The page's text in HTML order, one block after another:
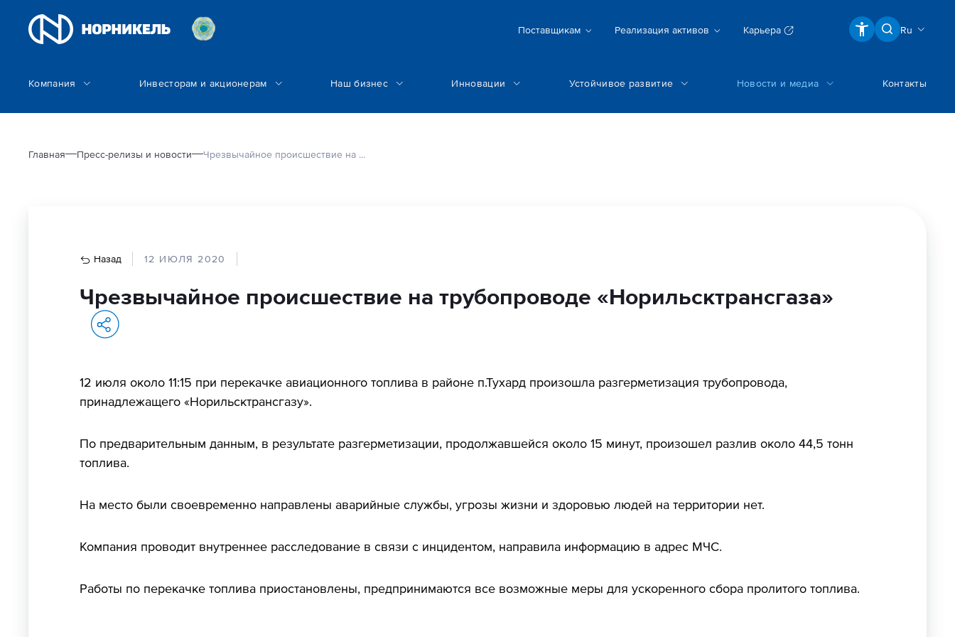
Поставщикам Реализация активов Карьера Ru
Компания Инвесторам и акционерам Наш бизнес Инновации Устойчивое развитие Новости и медиа Контакты
Главная Пресс-релизы и новости Чрезвычайное происшествие на ...
Назад 12 ИЮЛЯ 2020
Чрезвычайное происшествие на трубопроводе «Норильсктрансгаза»
12 июля около 11:15 при перекачке авиационного топлива в районе п.Тухард произошла разгерметизация трубопровода,
принадлежащего «Норильсктрансгазу».
По предварительным данным, в результате разгерметизации, продолжавшейся около 15 минут, произошел разлив около 44,5 тонн
топлива.
На место были своевременно направлены аварийные службы, угрозы жизни и здоровью людей на территории нет.
Компания проводит внутреннее расследование в связи с инцидентом, направила информацию в адрес МЧС.
Работы по перекачке топлива приостановлены, предпринимаются все возможные меры для ускоренного сбора пролитого топлива.